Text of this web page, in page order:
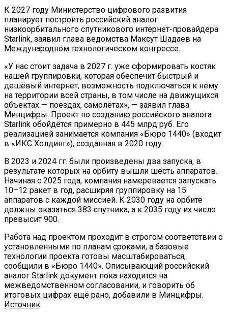
К 2027 году Министерство цифрового развития
планирует построить российский аналог
низкоорбитального спутникового интернет-провайдера
Starlink, заявил глава ведомства Максут Шадаев на
Международном технологическом конгрессе.
«У нас стоит задача в 2027 г. уже сформировать костяк
нашей группировки, которая обеспечит быстрый и
дешёвый интернет, возможность подключаться к нему
на территории всей страны, в том числе на движущихся
объектах — поездах, самолётах», — заявил глава
Минцифры. Проект по созданию российского аналога
Starlink обойдётся примерно в 445 млрд руб. Его
реализацией занимается компания «Бюро 1440» (входит
в «ИКС Холдинг»), созданная в 2020 году.
В 2023 и 2024 гг. были произведены два запуска, в
результате которых на орбиту вышли шесть аппаратов.
Начиная с 2025 года, компания намеревается запускать
10–12 ракет в год, расширяя группировку на 15
аппаратов с каждой миссией. К 2030 году на орбите
должны оказаться 383 спутника, а к 2035 году их число
превысит 900.
Работа над проектом проходит в строгом соответствии с
установленными по планам сроками, а базовые
технологии проекта готовы масштабироваться,
сообщили в «Бюро 1440». Описывающий российский
аналог Starlink документ пока находится на
межведомственном согласовании, и говорить об
итоговых цифрах ещё рано, добавили в Минцифры.
Источник